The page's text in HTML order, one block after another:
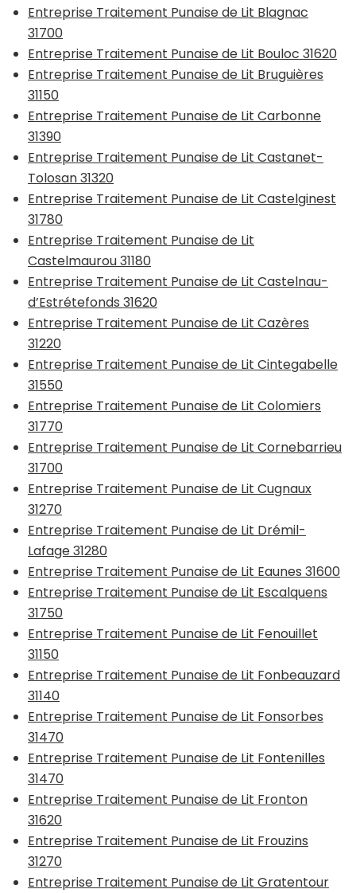
Entreprise Traitement Punaise de Lit Blagnac
31700
Entreprise Traitement Punaise de Lit Bouloc 31620
Entreprise Traitement Punaise de Lit Bruguières
31150
Entreprise Traitement Punaise de Lit Carbonne
31390
Entreprise Traitement Punaise de Lit Castanet-
Tolosan 31320
Entreprise Traitement Punaise de Lit Castelginest
31780
Entreprise Traitement Punaise de Lit
Castelmaurou 31180
Entreprise Traitement Punaise de Lit Castelnau-
d’Estrétefonds 31620
Entreprise Traitement Punaise de Lit Cazères
31220
Entreprise Traitement Punaise de Lit Cintegabelle
31550
Entreprise Traitement Punaise de Lit Colomiers
31770
Entreprise Traitement Punaise de Lit Cornebarrieu
31700
Entreprise Traitement Punaise de Lit Cugnaux
31270
Entreprise Traitement Punaise de Lit Drémil-
Lafage 31280
Entreprise Traitement Punaise de Lit Eaunes 31600
Entreprise Traitement Punaise de Lit Escalquens
31750
Entreprise Traitement Punaise de Lit Fenouillet
31150
Entreprise Traitement Punaise de Lit Fonbeauzard
31140
Entreprise Traitement Punaise de Lit Fonsorbes
31470
Entreprise Traitement Punaise de Lit Fontenilles
31470
Entreprise Traitement Punaise de Lit Fronton
31620
Entreprise Traitement Punaise de Lit Frouzins
31270
Entreprise Traitement Punaise de Lit Gratentour